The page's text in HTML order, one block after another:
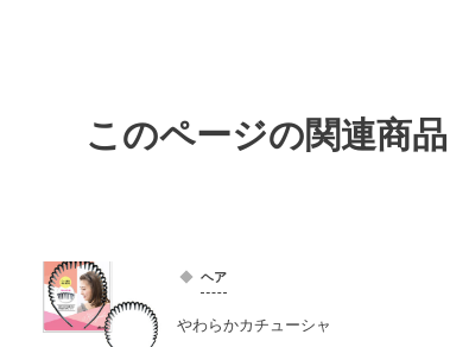
このページの関連商品
ヘア
やわらかカチューシャ